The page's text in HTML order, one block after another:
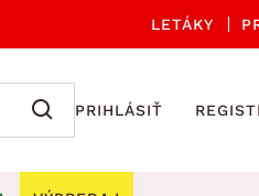
LETÁKY
PRIHLÁSIŤ